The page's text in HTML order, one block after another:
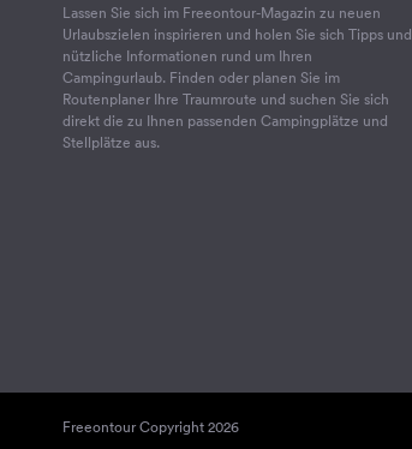
Lassen Sie sich im Freeontour-Magazin zu neuen
Urlaubszielen inspirieren und holen Sie sich Tipps und
nützliche Informationen rund um Ihren
Campingurlaub. Finden oder planen Sie im
Routenplaner Ihre Traumroute und suchen Sie sich
direkt die zu Ihnen passenden Campingplätze und
Stellplätze aus.
Freeontour Copyright 2026